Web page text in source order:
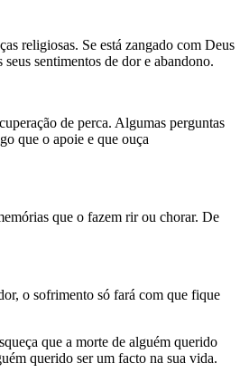
religiosas. Se está zangado com Deus
sentimentos de dor e abandono.
de perca. Algumas perguntas
que o apoie e que ouça
que o fazem rir ou chorar. De
o sofrimento só fará com que fique
que a morte de alguém querido
querido ser um facto na sua vida.